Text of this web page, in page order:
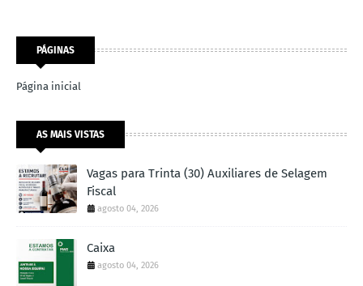
PÁGINAS
Página inicial
AS MAIS VISTAS
Vagas para Trinta (30) Auxiliares de Selagem
Fiscal
agosto 04, 2026
Caixa
agosto 04, 2026